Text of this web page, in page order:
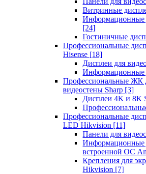
Витринные
Информационные
[24]
Гостиничные
Профессиональные
Hisense [18]
Дисплеи для
Информационные
Профессиональные ЖК
видеостены Sharp [3]
Дисплеи 4K и 8K
Профессиональные
LED Hikvision [11]
Панели для
Информационные
встроенной ОС
Крепления для
Hikvision [7]